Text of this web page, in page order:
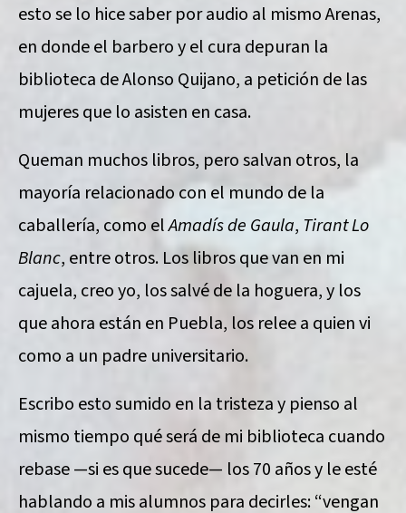
esto se lo hice saber por audio al mismo Arenas,
en donde el barbero y el cura depuran la
biblioteca de Alonso Quijano, a petición de las
mujeres que lo asisten en casa.
Queman muchos libros, pero salvan otros, la
mayoría relacionado con el mundo de la
caballería, como elAmadís de Gaula, Tirant Lo
Blanc, entre otros. Los libros que van en mi
cajuela, creo yo, los salvé de la hoguera, y los
que ahora están en Puebla, los relee a quien vi
como a un padre universitario.
Escribo esto sumido en la tristeza y pienso al
mismo tiempo qué será de mi biblioteca cuando
rebase —si es que sucede— los 70 años y le esté
hablando a mis alumnos para decirles: “vengan